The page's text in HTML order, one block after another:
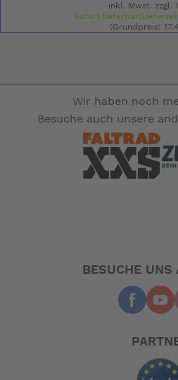
inkl. Mwst. zzgl.
Sofort
(Grundpreis:
Wir haben noch
Besuche auch unsere
BESUCHE UNS